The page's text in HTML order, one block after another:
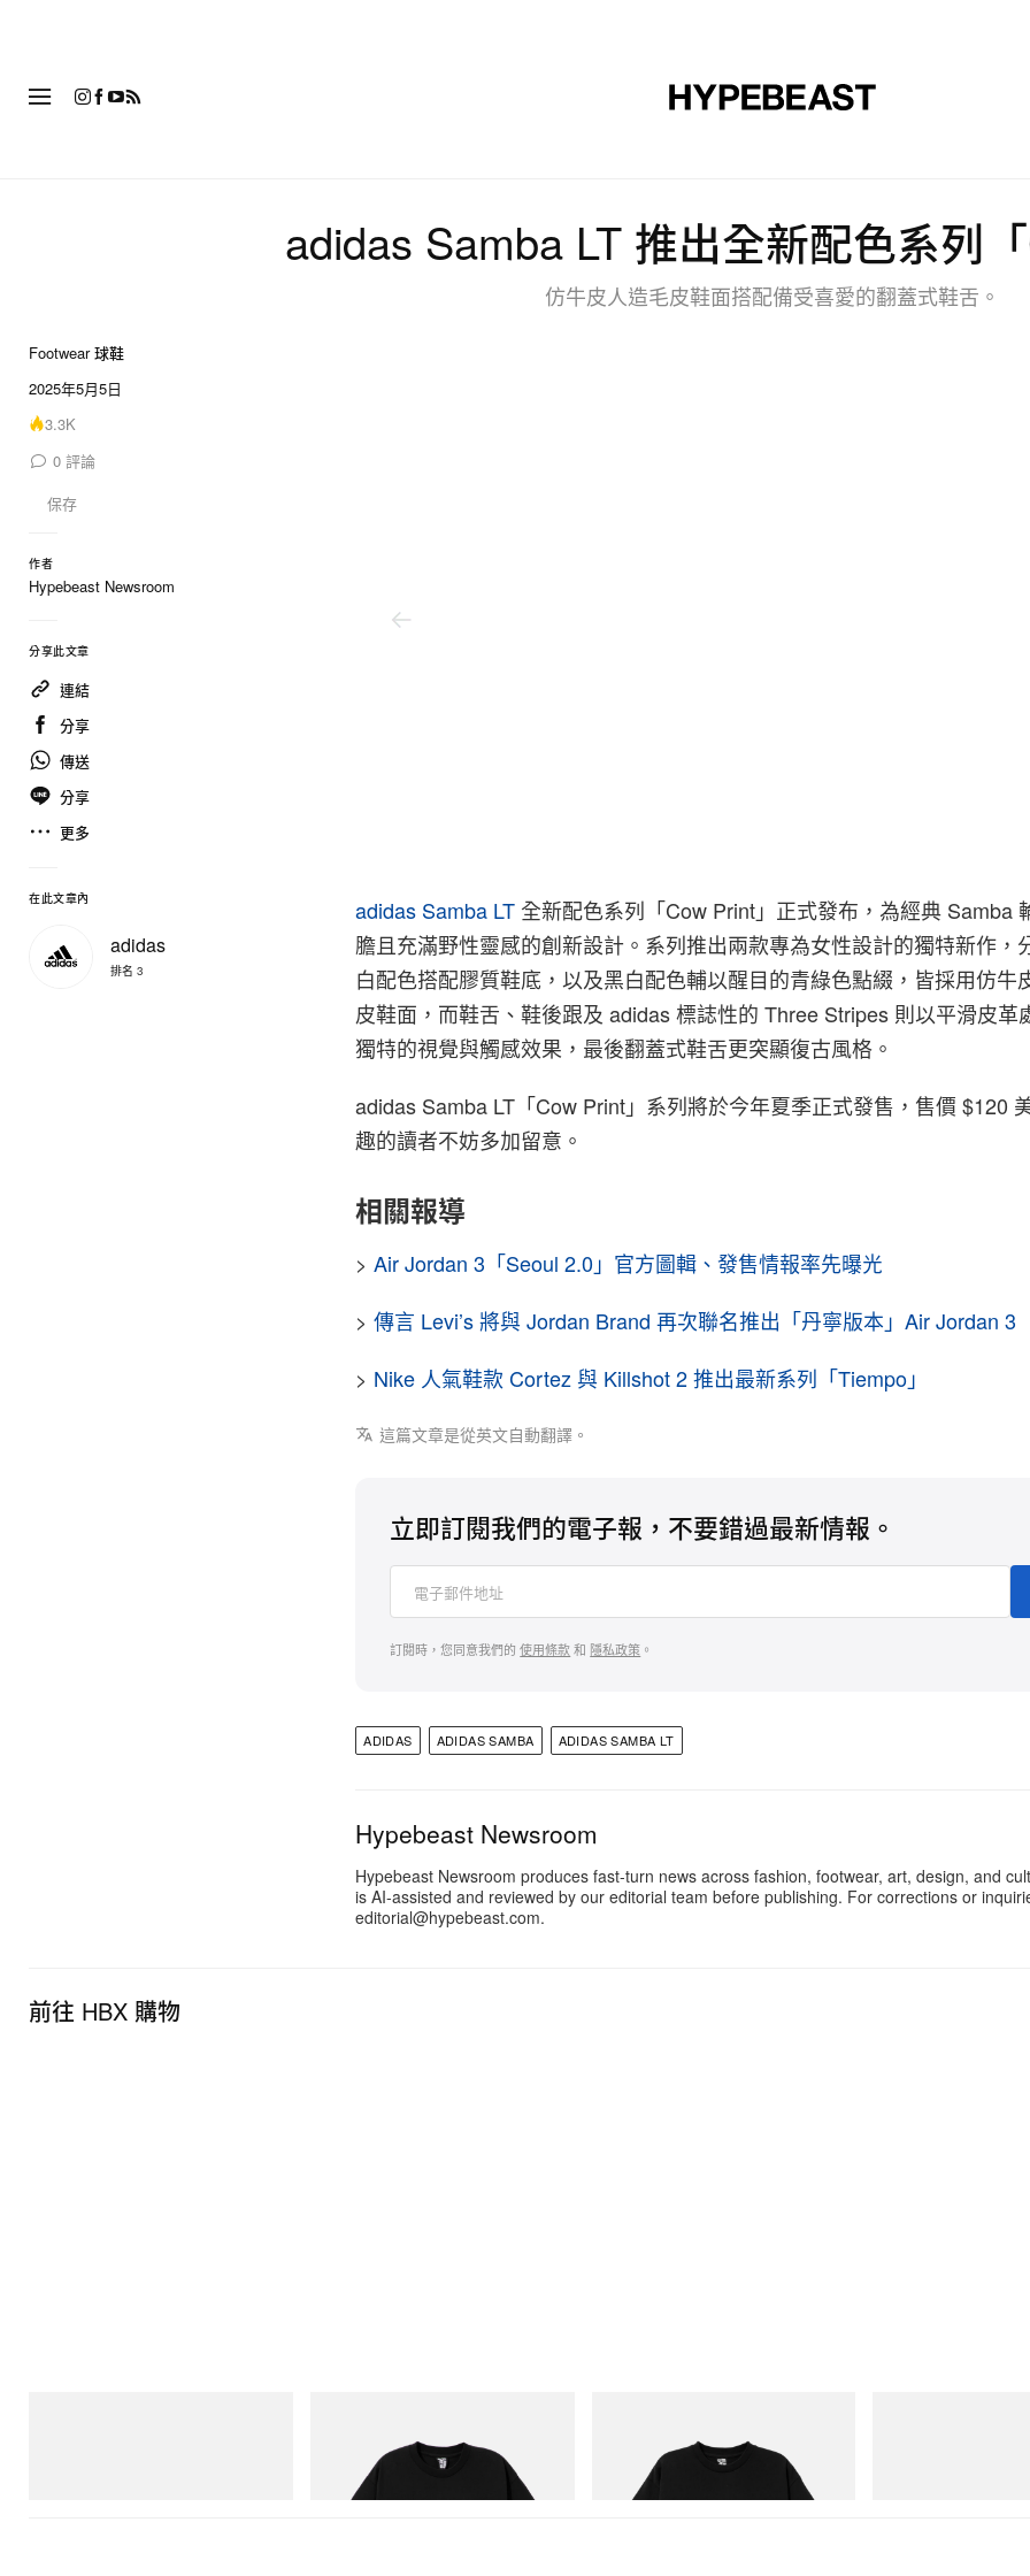
adidas Samba LT 推出全新配色系列「
仿牛皮人造毛皮鞋面搭配備受喜愛的翻蓋式鞋舌。
Footwear 球鞋
2025年5月5日
3.3K
0 評論
保存
作者
Hypebeast Newsroom
分享此文章
連結
分享
傳送
分享
更多
在此文章內
adidas
排名 3
adidas Samba LT 全新配色系列「Cow Print」正式發布，為經典 Samba
膽且充滿野性靈感的創新設計。系列推出兩款專為女性設計的獨特新作，
白配色搭配膠質鞋底，以及黑白配色輔以醒目的青綠色點綴，皆採用仿牛
皮鞋面，而鞋舌、鞋後跟及 adidas 標誌性的 Three Stripes 則以平滑皮革
獨特的視覺與觸感效果，最後翻蓋式鞋舌更突顯復古風格。
adidas Samba LT「Cow Print」系列將於今年夏季正式發售，售價 $120
趣的讀者不妨多加留意。
相關報導
>Air Jordan 3「Seoul 2.0」官方圖輯、發售情報率先曝光
>傳言 Levi’s 將與 Jordan Brand 再次聯名推出「丹寧版本」Air Jordan 3
> Nike 人氣鞋款 Cortez 與 Killshot 2 推出最新系列「Tiempo」
這篇文章是從英文自動翻譯。
立即訂閱我們的電子報，不要錯過最新情報。
訂閱時，您同意我們的使用條款和 隱私政策 。
ADIDAS ADIDAS SAMBA ADIDAS SAMBA LT
Hypebeast Newsroom
Hypebeast Newsroom produces fast-turn news across fashion, footwear, art, design, and
is AI-assisted and reviewed by our editorial team before publishing. For corrections or
editorial@hypebeast.com.
前往 HBX 購物
BILLIONAIRE BOYS CLUB X INITIAL D
COTTON T-SHIRT #1
立即購入
Billionaire Boys Club X Initial D Cotton T-
立即購入